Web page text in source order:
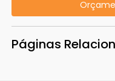
Páginas